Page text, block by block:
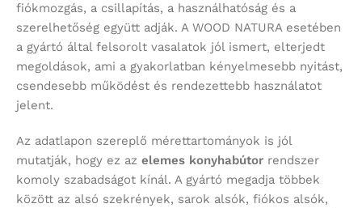
fiókmozgás, a csillapítás, a használhatóság és a
szerelhetőség együtt adják. A WOOD NATURA esetében
a gyártó által felsorolt vasalatok jól ismert, elterjedt
megoldások, ami a gyakorlatban kényelmesebb nyitást,
csendesebb működést és rendezettebb használatot
jelent.
Az adatlapon szereplő mérettartományok is jól
mutatják, hogy ez az elemes konyhabútor rendszer
komoly szabadságot kínál. A gyártó megadja többek
között az alsó szekrények, sarok alsók, fiókos alsók,